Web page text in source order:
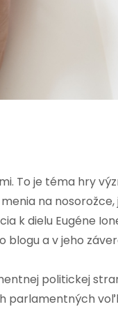
To je téma hry
na
k dielu Eugéne
blogu a v jeho
politickej
parlamentných